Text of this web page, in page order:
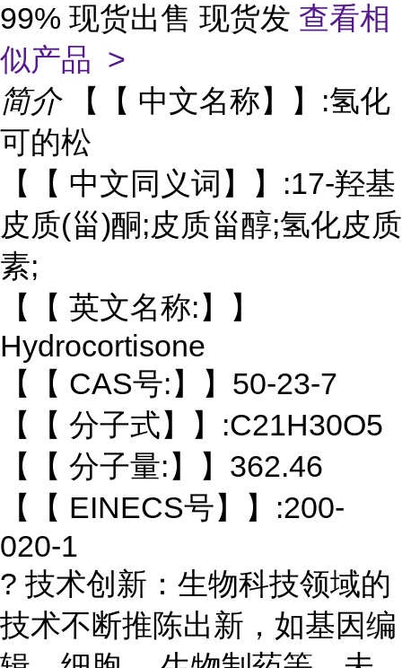
99% 现货出售 现货发 查看相
似产品 >
简介
【【 中文名称】】:氢化
可的松
【【 中文同义词】】:17-羟基
皮质(甾)酮;皮质甾醇;氢化皮质
素;
【【 英文名称:】】
Hydrocortisone
【【 CAS号:】】50-23-7
【【 分子式】】:C21H30O5
【【 分子量:】】362.46
【【 EINECS号】】:200-
020-1
? 技术创新：生物科技领域的
技术不断推陈出新，如基因编